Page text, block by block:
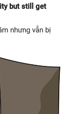
but still get
nhưng vẫn bị